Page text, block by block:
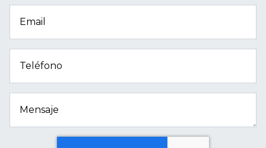
Email
Teléfono
Mensaje